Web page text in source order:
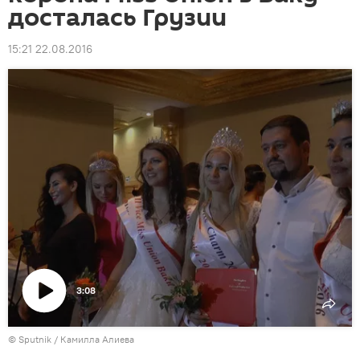
досталась Грузии
15:21 22.08.2016
Воспроизвести
видео
3:08
© Sputnik / Камилла Алиева